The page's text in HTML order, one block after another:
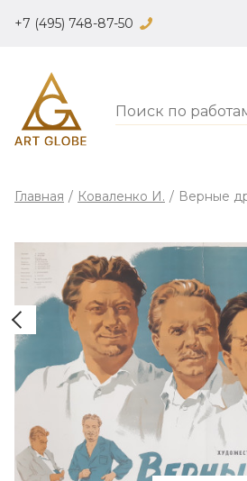
+7 (495) 748-87-50
Главная / Коваленко И. / Верные